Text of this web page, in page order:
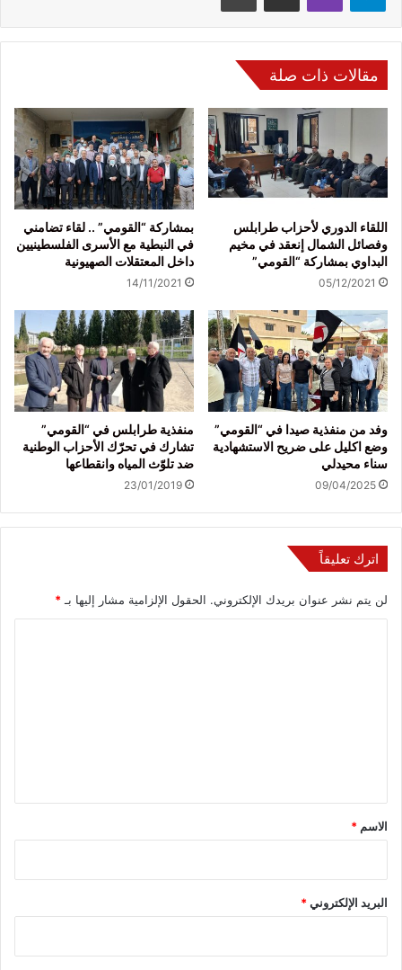
مقالات ذات صلة
اللقاء الدوري لأحزاب طرابلس
وفصائل الشمال إنعقد في مخيم
البداوي بمشاركة “القومي”
05/12/2021
بمشاركة “القومي” .. لقاء تضامني
في النبطية مع الأسرى الفلسطينيين
داخل المعتقلات الصهيونية
14/11/2021
وفد من منفذية صيدا في “القومي”
وضع اكليل على ضريح الاستشهادية
سناء محيدلي
09/04/2025
منفذية طرابلس في “القومي”
تشارك في تحرّك الأحزاب الوطنية
ضد تلوّث المياه وانقطاعها
23/01/2019
اترك تعليقاً
لن يتم نشر عنوان بريدك الإلكتروني. الحقول الإلزامية مشار إليها بـ *
*
الاسم *
البريد الإلكتروني*